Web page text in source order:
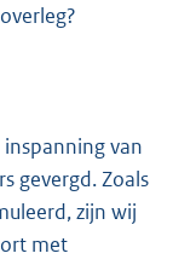
van
gevergd. Zoals
zijn wij
met